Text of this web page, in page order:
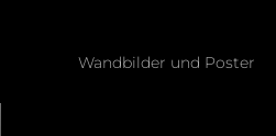
Wandbilder und Poster